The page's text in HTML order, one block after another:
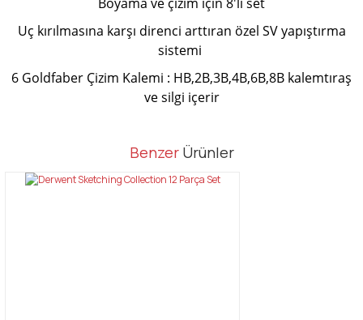
Uç kırılmasına karşı direnci arttıran özel SV yapıştırma
sistemi
6 Goldfaber Çizim Kalemi : HB,2B,3B,4B,6B,8B kalemtıraş
ve silgi içerir
Bu ürüne ilk yorumu siz yapın!
Bu ürünün fiyat bilgisi, resim, ürün açıklamalarında ve diğer
tarafımıza iletebilirsiniz.
Benzer Ürünler